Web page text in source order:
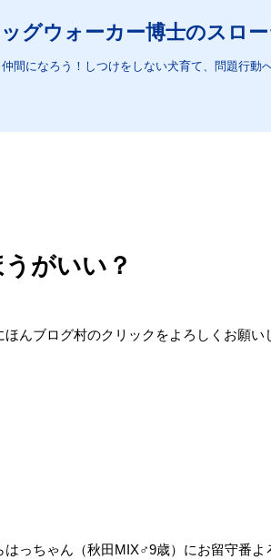
ッグウォーカー博士のスロ
間になろう！しつけをしない犬育て、問題行動
がいい？
んブログ村のクリックをよろしくお願い
っちゃん（秋田MIX♂9歳）にお留守番よ